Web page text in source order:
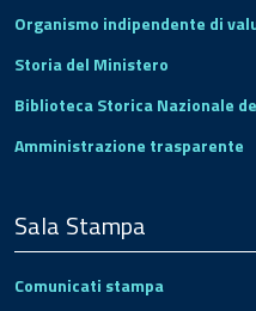
Organismo indipendente di
Storia del Ministero
Biblioteca Storica Nazionale
Amministrazione trasparente
Sala Stampa
Comunicati stampa